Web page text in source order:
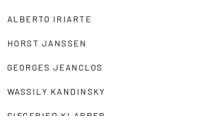
ALBERTO IRIARTE
HORST JANSSEN
GEORGES JEANCLOS
WASSILY KANDINSKY